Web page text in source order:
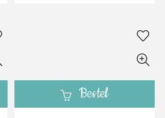
Bestel